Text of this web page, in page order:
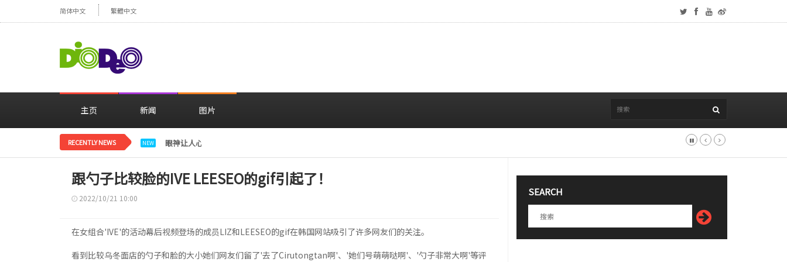
简体中文 繁體中文
主页 新闻 图片
RECENTLY NEWS NEW 眼神让人心动，美貌闪耀……安宥真，就算瞪着看也很漂亮呢
跟勺子比较脸的IVE LEESEO的gif引起了！
2022/10/21 10:00
在女组合'IVE'的活动幕后视频登场的成员LIZ和LEESEO的gif在韩国网站吸引了许多网友们的关注。
看到比较乌冬面店的勺子和脸的大小她们网友们留了'去了Cirutongtan啊'、'她们号萌萌哒啊'、'勺子非常大啊'等评
SEARCH